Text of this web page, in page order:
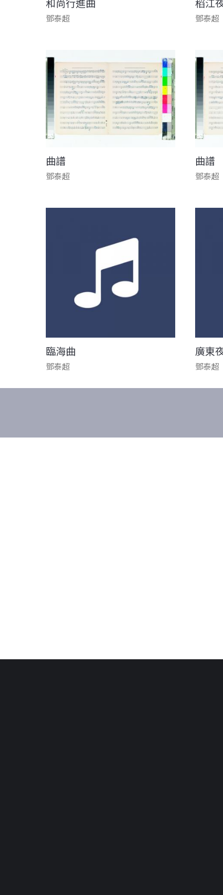
鄧泰超 鄧泰超
曲譜
鄧泰超
曲譜
鄧泰超
臨海曲
鄧泰超
廣東
鄧泰超